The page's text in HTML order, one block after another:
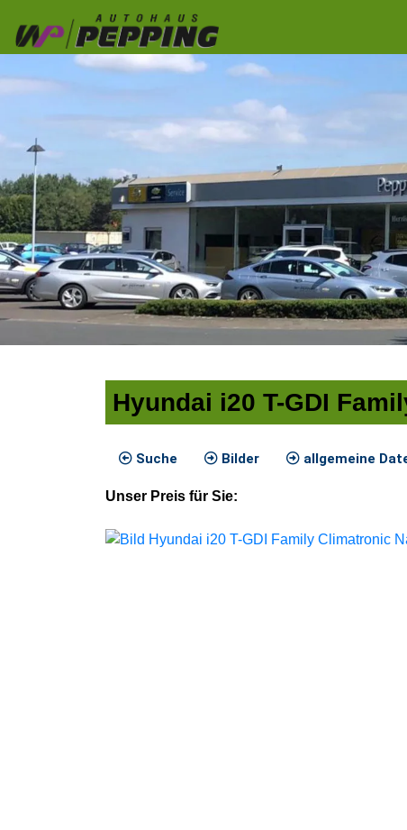
Hyundai i20 T-GDI
Suche Bilder allgemeine
Unser Preis für Sie: